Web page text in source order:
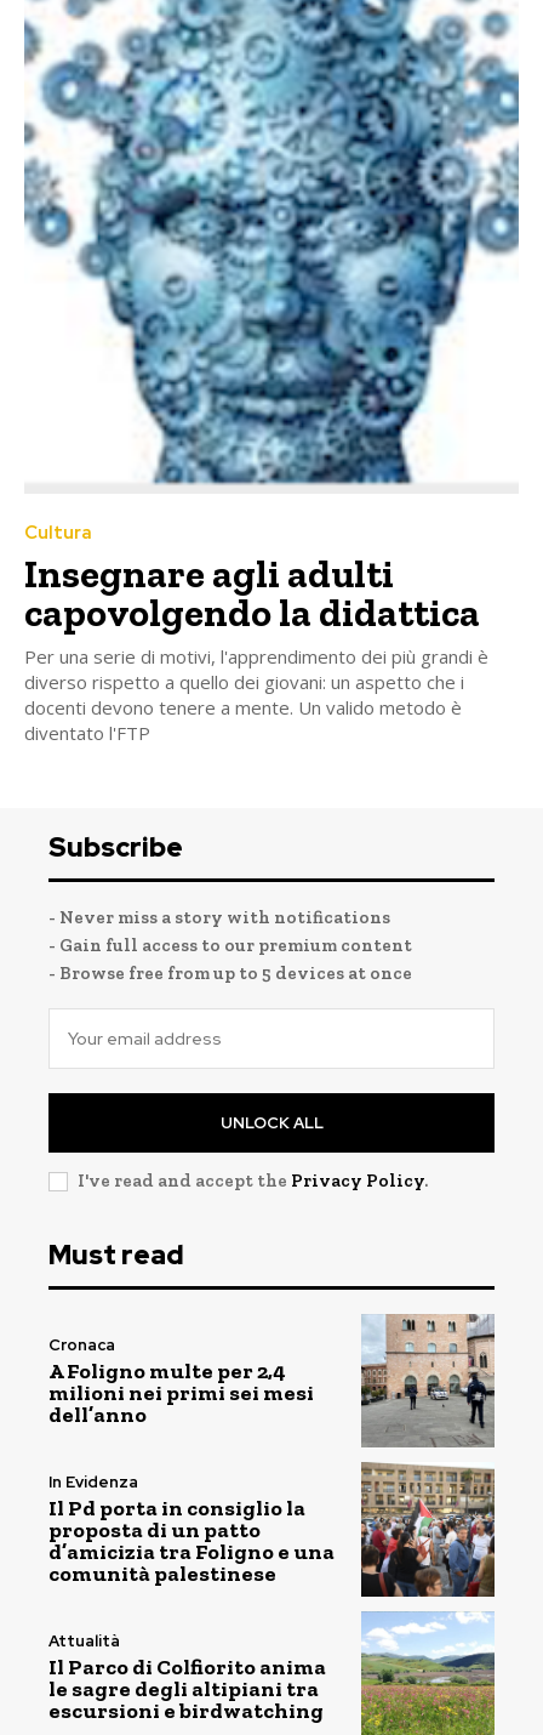
Cultura
Insegnare agli adulti
capovolgendo la didattica
Per una serie di motivi, l'apprendimento dei più grandi è
diverso rispetto a quello dei giovani: un aspetto che i
docenti devono tenere a mente. Un valido metodo è
diventato l'FTP
Subscribe
- Never miss a story with notifications
- Gain full access to our premium content
- Browse free from up to 5 devices at once
UNLOCK ALL
I've read and accept the Privacy Policy.
Must read
Cronaca
A Foligno multe per 2,4
milioni nei primi sei mesi
dell’anno
In Evidenza
Il Pd porta in consiglio la
proposta di un patto
d’amicizia tra Foligno e una
comunità palestinese
Attualità
Il Parco di Colfiorito anima
le sagre degli altipiani tra
escursioni e birdwatching